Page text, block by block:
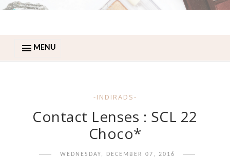
MENU
-INDIRADS-
Contact Lenses : SCL 22
Choco*
WEDNESDAY, DECEMBER 07, 2016